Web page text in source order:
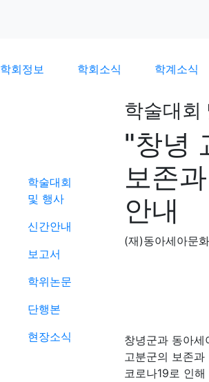
학회정보 학회소식 학계소식
학술대회
및 행사
신간안내
보고서
학위논문
단행본
현장소식
학술대회
"창녕
보존
안내
(재)동아세아문
창녕군과 동아
고분군의 보존
코로나19로 인